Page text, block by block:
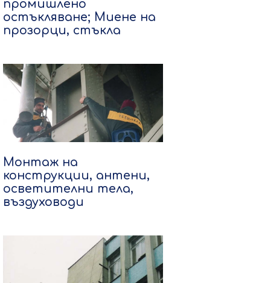
промишлено
остъкляване; Миене на
прозорци, стъкла
Монтаж на
конструкции, антени,
осветителни тела,
въздуховоди